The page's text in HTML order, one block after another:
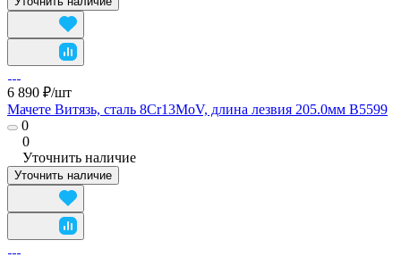
6 890 ₽/шт
Мачете Витязь, сталь 8Cr13MoV, длина лезвия 205.0мм B5599
0
0
Уточнить наличие
Уточнить наличие